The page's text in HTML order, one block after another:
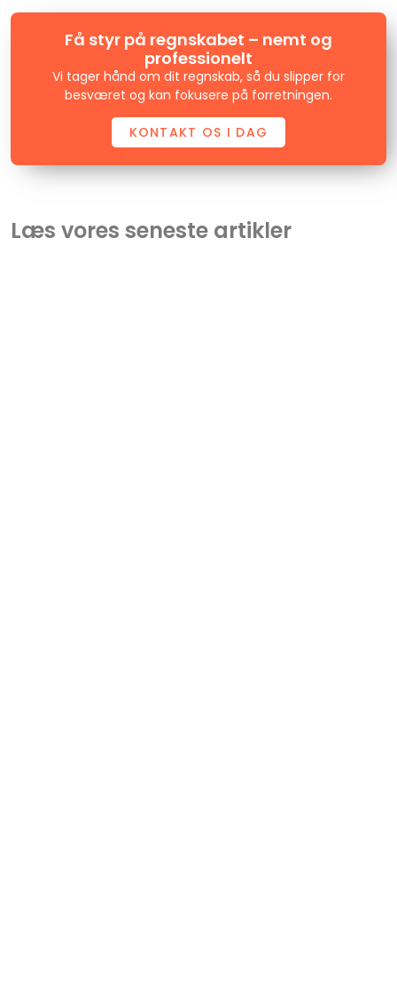
Få styr på regnskabet – nemt og
professionelt
Vi tager hånd om dit regnskab, så du slipper for
besværet og kan fokusere på forretningen.
KONTAKT OS I DAG
Læs vores seneste artikler